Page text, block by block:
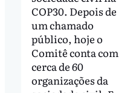
COP30. Depois de
um chamado
público, hoje o
Comitê conta com
cerca de 60
organizações da